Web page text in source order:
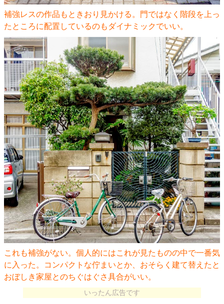
補強レスの作品もときおり見かける。門ではなく階段を上っ
たところに配置しているのもダイナミックでいい。
これも補強がない。個人的にはこれが見たものの中で一番気
に入った。コンパクトな佇まいとか、おそらく建て替えたと
おぼしき家屋とのちぐはぐさ具合がいい。
いったん広告です